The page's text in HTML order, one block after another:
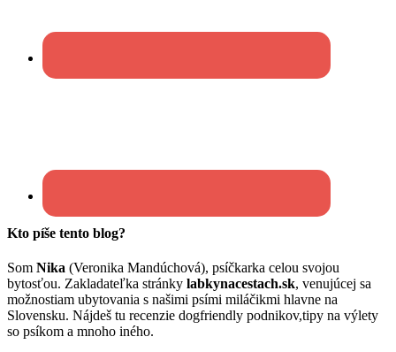
Kto píše tento blog?
Som Nika (Veronika Mandúchová), psíčkarka celou svojou
bytosťou. Zakladateľka stránky labkynacestach.sk, venujúcej sa
možnostiam ubytovania s našimi psími miláčikmi hlavne na
Slovensku. Nájdeš tu recenzie dogfriendly podnikov,tipy na výlety
so psíkom a mnoho iného.